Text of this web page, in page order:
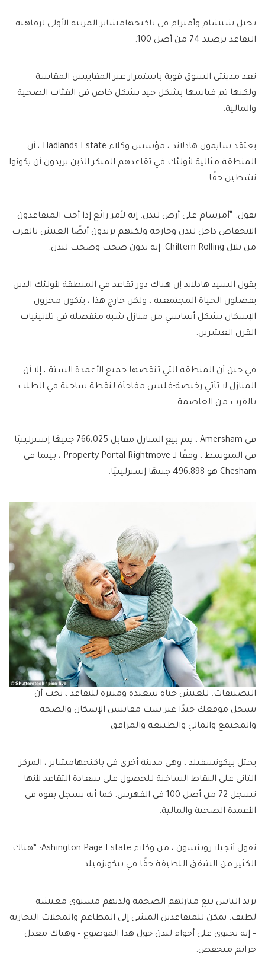
تحتل شيشام وأميرام في باكنجهامشاير المرتبة الأولى لرفاهية
التقاعد برصيد 74 من أصل 100.
تعد مدينتي السوق قوية باستمرار عبر المقاييس المقاسة
ولكنها تم قياسها بشكل جيد بشكل خاص في الفئات الصحية
والمالية.
يعتقد سايمون هادلاند ، مؤسس وكلاء Hadlands Estate ، أن
المنطقة مثالية لأولئك في تقاعدهم المبكر الذين يريدون أن يكونوا
نشطين حقًا.
يقول: “أمرسام على أرض لندن. إنه لأمر رائع إذا أحب المتقاعدون
الانخفاض داخل لندن وخارجه ولكنهم يريدون أيضًا العيش بالقرب
من تلال Chiltern Rolling. إنه بدون صخب وصخب لندن.
يقول السيد هادلاند إن هناك دور تقاعد في المنطقة لأولئك الذين
يفضلون الحياة المجتمعية ، ولكن خارج هذا ، يتكون مخزون
الإسكان بشكل أساسي من منازل شبه منفصلة في ثلاثينيات
القرن العشرين.
في حين أن المنطقة التي تنقصها جميع الأعمدة الستة ، إلا أن
المنازل لا تأتي رخيصة-فليس مفاجأة لنقطة ساخنة في الطلب
بالقرب من العاصمة.
في Amersham ، يتم بيع المنازل مقابل 766،025 جنيهًا إسترلينيًا
في المتوسط ، وفقًا لـ Property Portal Rightmove ، بينما في
Chesham هو 496،898 جنيهًا إسترلينيًا.
التصنيفات: للعيش حياة سعيدة ومثيرة للتقاعد ، يجب أن
يسجل موقعك جيدًا عبر ست مقاييس-الإسكان والصحة
والمجتمع والمالي والطبيعة والمرافق
يحتل بيكونسفيلد ، وهي مدينة أخرى في باكنجهامشاير ، المركز
الثاني على النقاط الساخنة للحصول على سعادة التقاعد لأنها
تسجل 72 من أصل 100 في الفهرس. كما أنه يسجل بقوة في
الأعمدة الصحية والمالية.
تقول أنجيلا روبنسون ، من وكلاء Ashington Page Estate: “هناك
الكثير من الشقق اللطيفة حقًا في بيكونزفيلد.
يريد الناس بيع منازلهم الضخمة ولديهم مستوى معيشة
لطيف. يمكن للمتقاعدين المشي إلى المطاعم والمحلات التجارية
– إنه يحتوي على أجواء لندن حول هذا الموضوع – وهناك معدل
جرائم منخفض.